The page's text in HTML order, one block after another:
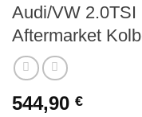
Audi/VW
Aftermarket
544,90 €